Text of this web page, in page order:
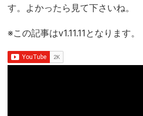
す。よかったら見て下さいね。
※この記事はv1.11.11となります。